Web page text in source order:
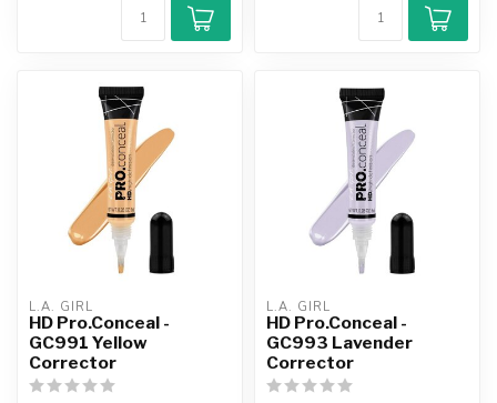
L.A. GIRL
HD Pro.Conceal -
GC991 Yellow
Corrector
L.A. GIRL
HD Pro.Conceal -
GC993 Lavender
Corrector